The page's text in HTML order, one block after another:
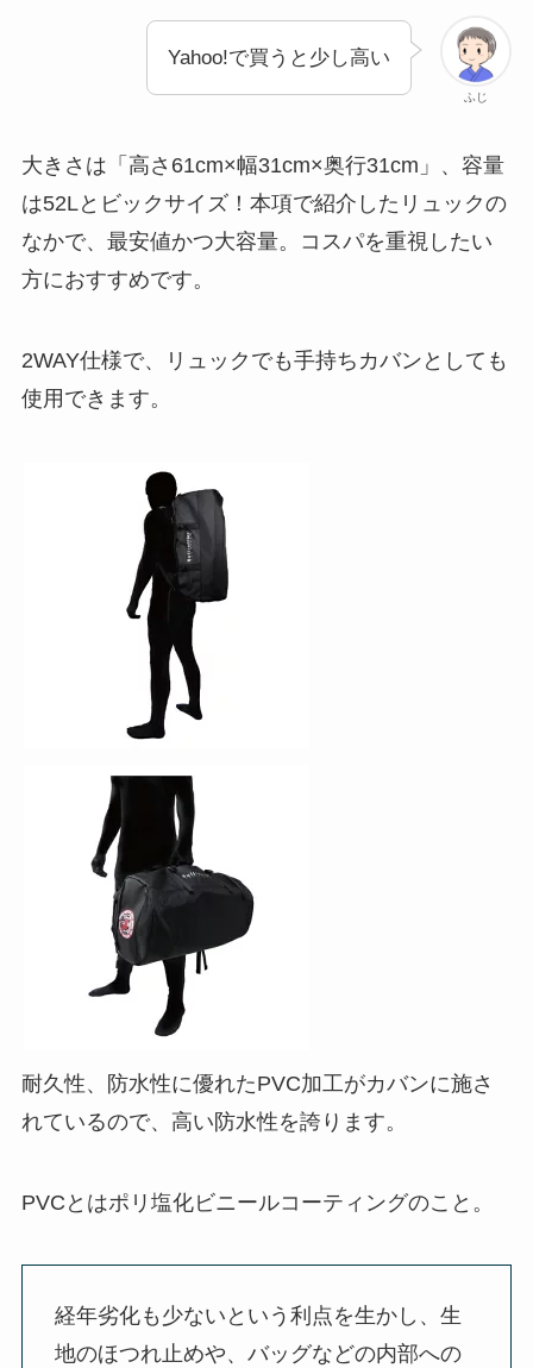
ふじ
Yahoo!で買うと少し高い
大きさは「高さ61cm×幅31cm×奥行31cm」、容量
は52Lとビックサイズ！本項で紹介したリュックの
なかで、 最安値かつ大容量。
コスパを重視したい
方におすすめです。
2WAY仕様で、リュックでも手持ちカバンとしても
使用できます。
耐久性、防水性に優れたPVC加工がカバンに施さ
れているので、高い防水性を誇ります。
PVCとはポリ塩化ビニールコーティングのこと。
経年劣化も少ないという利点を生かし、生
地のほつれ止めや、バッグなどの内部への